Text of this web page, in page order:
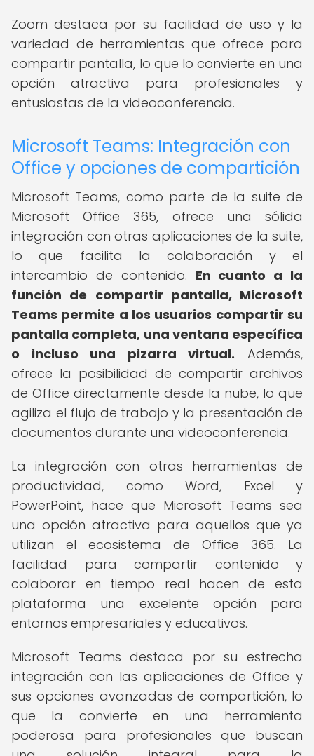
Zoom destaca por su facilidad de uso y la
variedad de herramientas que ofrece para
compartir pantalla, lo que lo convierte en una
opción atractiva para profesionales y
entusiastas de la videoconferencia.
Microsoft Teams: Integración con
Office y opciones de compartición
Microsoft Teams, como parte de la suite de
Microsoft Office 365, ofrece una sólida
integración con otras aplicaciones de la suite,
lo que facilita la colaboración y el
intercambio de contenido. En cuanto a la
función de compartir pantalla, Microsoft
Teams permite a los usuarios compartir su
pantalla completa, una ventana específica
o incluso una pizarra virtual. Además,
ofrece la posibilidad de compartir archivos
de Office directamente desde la nube, lo que
agiliza el flujo de trabajo y la presentación de
documentos durante una videoconferencia.
La integración con otras herramientas de
productividad, como Word, Excel y
PowerPoint, hace que Microsoft Teams sea
una opción atractiva para aquellos que ya
utilizan el ecosistema de Office 365. La
facilidad para compartir contenido y
colaborar en tiempo real hacen de esta
plataforma una excelente opción para
entornos empresariales y educativos.
Microsoft Teams destaca por su estrecha
integración con las aplicaciones de Office y
sus opciones avanzadas de compartición, lo
que la convierte en una herramienta
poderosa para profesionales que buscan